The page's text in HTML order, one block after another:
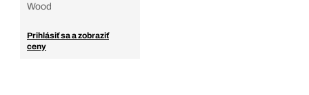
Wood
Prihlásiť sa a zobraziť
ceny